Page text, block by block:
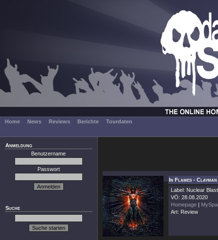
Home News Reviews Berichte Tourdaten
Anmeldung
Benutzername
Passwort
Suche
In Flames -
Label: Nuclear Blast
VÖ: 28.08.2020
Homepage |
Art: Review